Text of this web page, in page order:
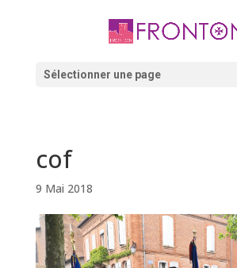
Sélectionner une page
cof
9 Mai 2018